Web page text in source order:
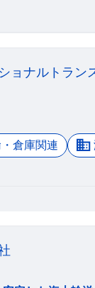
ョナルトラン
倉庫関連